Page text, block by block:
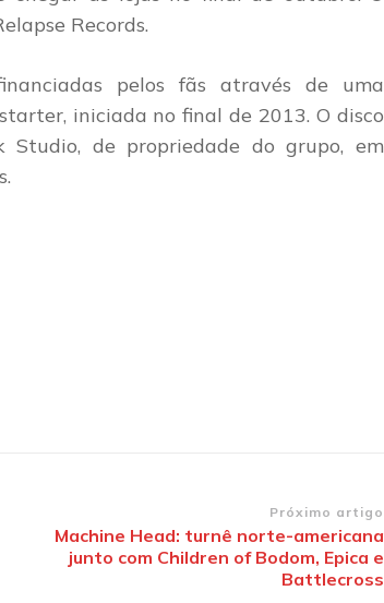
Records.
pelos fãs através de uma
iniciada no final de 2013. O disco
de propriedade do grupo, em
Próximo artigo
Machine Head: turnê norte-americana
junto com Children of Bodom, Epica e
Battlecross